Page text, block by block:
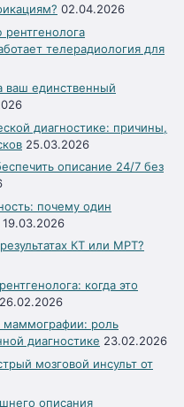
02.04.2026
телерадиология для
ваш единственный
диагностике: причины,
25.03.2026
описание 24/7 без
почему один
19.03.2026
КТ или МРТ?
когда это
26.02.2026
маммографии: роль
диагностике 23.02.2026
мозговой инсульт от
описания